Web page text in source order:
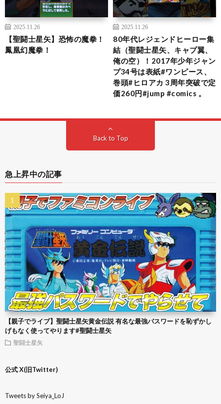
2025.11.26
【聖闘士星矢】恐怖の魔拳！
鳳凰幻魔拳！
2025.11.26
80年代レジェンドヒーロー集
結（聖闘士星矢、キャプ翼、
俺の空）！2017年少年ジャン
プ34号は表紙#ワンピース、
巻頭#ヒロアカ 3周年突破で定
価260円#jump #comics 。
Back to Top
急上昇中の記事
【親子でライブ】聖闘士星矢黄金伝説 有名な最強パスワードを恥ずかし
げもなく使ってやります#聖闘士星矢
聖闘士星矢
公式 X(旧Twitter)
Tweets by Seiya_LoJ